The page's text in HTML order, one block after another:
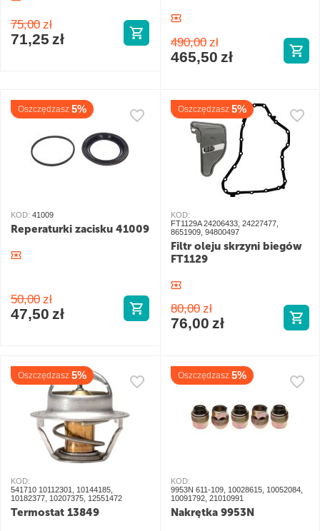
75,00 zł
71,25 zł 490,00 zł
465,50 zł
Oszczędzasz 5%
KOD: 41009
Reperaturki zacisku 41009
50,00 zł
47,50 zł
Oszczędzasz 5%
KOD:
FT1129A 24206433, 24227477,
8651909, 94800497
Filtr oleju skrzyni biegów
FT1129
80,00 zł
76,00 zł
Oszczędzasz 5%
KOD:
541710 10112301, 10144185,
10182377, 10207375, 12551472
Termostat 13849
Oszczędzasz 5%
KOD:
9953N 611-109, 10028615, 10052084,
10091792, 21010991
Nakrętka 9953N